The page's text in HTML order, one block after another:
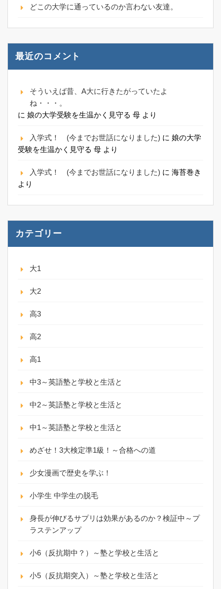
どこの大学に通っているのか言わない友達。
最近のコメント
そういえば昔、A大に行きたがっていたよ
ね・・・。
に 娘の大学受験を生温かく見守る 母 より
入学式！ (今までお世話になりました) に 娘の大学
受験を生温かく見守る 母 より
入学式！ (今までお世話になりました) に 海苔巻き
より
カテゴリー
大1
大2
高3
高2
高1
中3～英語塾と学校と生活と
中2～英語塾と学校と生活と
中1～英語塾と学校と生活と
めざせ！3大検定準1級！～合格への道
少女漫画で歴史を学ぶ！
小学生 中学生の脱毛
身長が伸びるサプリは効果があるのか？検証中～プ
ラステンアップ
小6（反抗期中？）～塾と学校と生活と
小5（反抗期突入）～塾と学校と生活と